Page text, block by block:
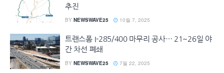
추진
BY NEWSWAVE25 10월 7, 2025
트랜스폼 I-285/400 마무리 공사… 21~26일 야
간 차선 폐쇄
BY NEWSWAVE25 7월 22, 2025